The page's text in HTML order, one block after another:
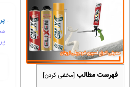
فهرست مطالب [مخفی کردن]